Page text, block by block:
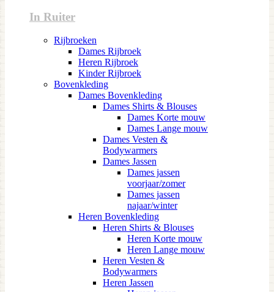
In Ruiter
Rijbroeken
Dames Rijbroek
Heren Rijbroek
Kinder Rijbroek
Bovenkleding
Dames Bovenkleding
Dames Shirts & Blouses
Dames Korte mouw
Dames Lange mouw
Dames Vesten &
Bodywarmers
Dames Jassen
Dames jassen
voorjaar/zomer
Dames jassen
najaar/winter
Heren Bovenkleding
Heren Shirts & Blouses
Heren Korte mouw
Heren Lange mouw
Heren Vesten &
Bodywarmers
Heren Jassen